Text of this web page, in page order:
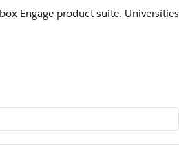
Engage product suite. Universities